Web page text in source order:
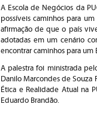
A Escola de Negócios da
possíveis caminhos para
afirmação de que o país
adotadas em um cenário
encontrar caminhos para um
A palestra foi ministrada
Danilo Marcondes de
Ética e Realidade Atual na
Eduardo Brandão.